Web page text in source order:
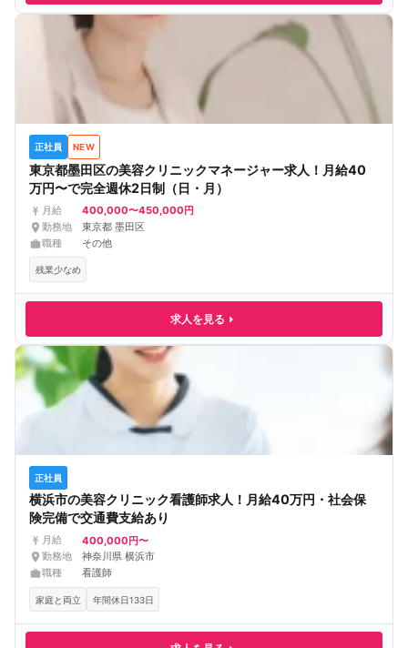
正社員 NEW
東京都墨田区の美容クリニックマネージャー求人！月給40
万円〜で完全週休2日制（日・月）
月給 400,000〜450,000円
勤務地
東京都 墨田区
職種
その他
残業少なめ
求人を見る
正社員
横浜市の美容クリニック看護師求人！月給40万円・社会保
険完備で交通費支給あり
月給 400,000円〜
勤務地
神奈川県 横浜市
職種
看護師
家庭と両立 年間休日133日